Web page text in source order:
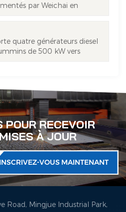
par Weichai en
quatre générateurs diesel
de 500 kW vers
POUR RECEVOIR
À JOUR
Road, Mingjue Industrial Park,